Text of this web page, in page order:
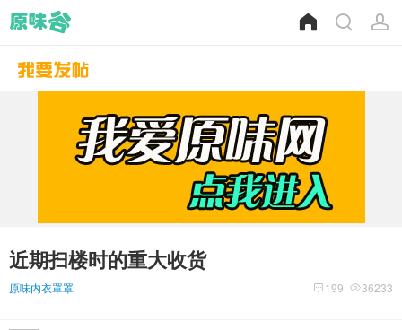
近期扫楼时的重大收货
原味内衣罩罩 36233
199